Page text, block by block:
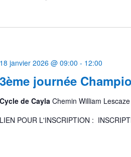
date.
3ème journée
18 janvier 2026 @ 09:00 - 12:00
Cycle de Cayla Chemin William
LIEN POUR L'INSCRIPTION :